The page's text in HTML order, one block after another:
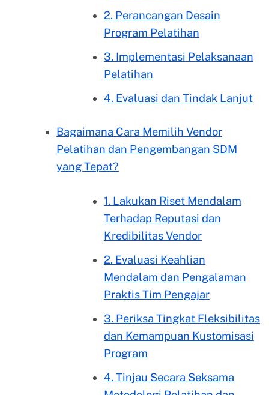
2. Perancangan Desain
Program Pelatihan
3. Implementasi Pelaksanaan
Pelatihan
4. Evaluasi dan Tindak Lanjut
Bagaimana Cara Memilih Vendor
Pelatihan dan Pengembangan SDM
yang Tepat?
1. Lakukan Riset Mendalam
Terhadap Reputasi dan
Kredibilitas Vendor
2. Evaluasi Keahlian
Mendalam dan Pengalaman
Praktis Tim Pengajar
3. Periksa Tingkat Fleksibilitas
dan Kemampuan Kustomisasi
Program
4. Tinjau Secara Seksama